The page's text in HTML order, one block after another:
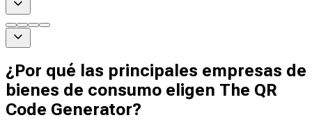
¿Por qué las principales empresas de
bienes de consumo eligen The QR
Code Generator?